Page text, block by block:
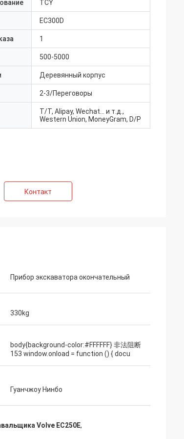
TCY
EC300D
1
500-5000
Деревянный корпус
2-3/Переговоры
T/T, Alipay, Wechat... и т.д.,
Western Union, MoneyGram, D/P
Контакт
Прибор экскаватора окончательный
330kg
body{background-color:#FFFFFF} 非法阻断
153 window.onload = function () { docu
Гуанчжоу Нинбо
Volve EC250E,